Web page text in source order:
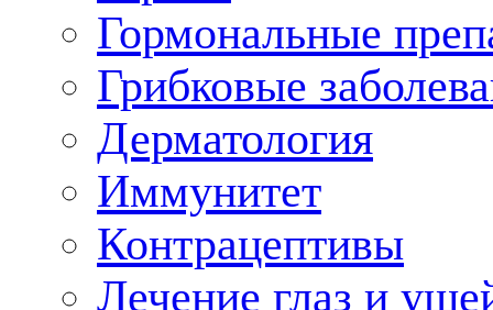
Гормональные
Грибковые
Дерматология
Иммунитет
Контрацептивы
Лечение глаз и